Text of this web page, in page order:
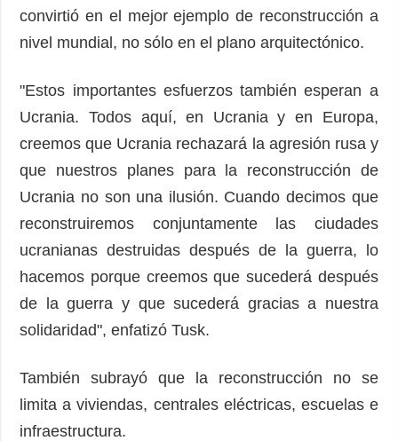
convirtió en el mejor ejemplo de reconstrucción a
nivel mundial, no sólo en el plano arquitectónico.
"Estos importantes esfuerzos también esperan a
Ucrania. Todos aquí, en Ucrania y en Europa,
creemos que Ucrania rechazará la agresión rusa y
que nuestros planes para la reconstrucción de
Ucrania no son una ilusión. Cuando decimos que
reconstruiremos conjuntamente las ciudades
ucranianas destruidas después de la guerra, lo
hacemos porque creemos que sucederá después
de la guerra y que sucederá gracias a nuestra
solidaridad", enfatizó Tusk.
También subrayó que la reconstrucción no se
limita a viviendas, centrales eléctricas, escuelas e
infraestructura.